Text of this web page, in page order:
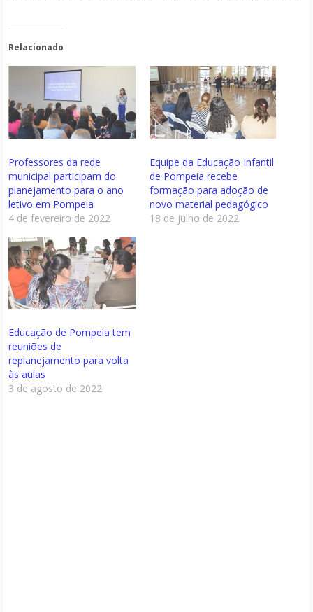
Relacionado
Professores da rede
municipal participam do
planejamento para o ano
letivo em Pompeia
4 de fevereiro de 2022
Equipe da Educação Infantil
de Pompeia recebe
formação para adoção de
novo material pedagógico
18 de julho de 2022
Educação de Pompeia tem
reuniões de
replanejamento para volta
às aulas
3 de agosto de 2022